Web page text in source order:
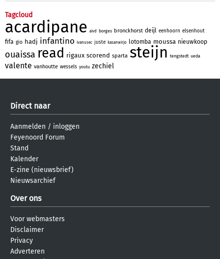
Tagcloud
acardipane aivd borges bronckhorst deijl eenhoorn elsenhout
fifa gio hadj infantino ivanusec juste kasanwirjo lotomba moussa nieuwkoop
ouaissa read rigaux scorend sparta steijn tengstedt ueda
valente vanhoutte wessels youtu zechiel
Direct naar
Aanmelden / inloggen
Feyenoord Forum
Stand
Kalender
E-zine (nieuwsbrief)
Nieuwsarchief
Over ons
Voor webmasters
Disclaimer
Privacy
Adverteren